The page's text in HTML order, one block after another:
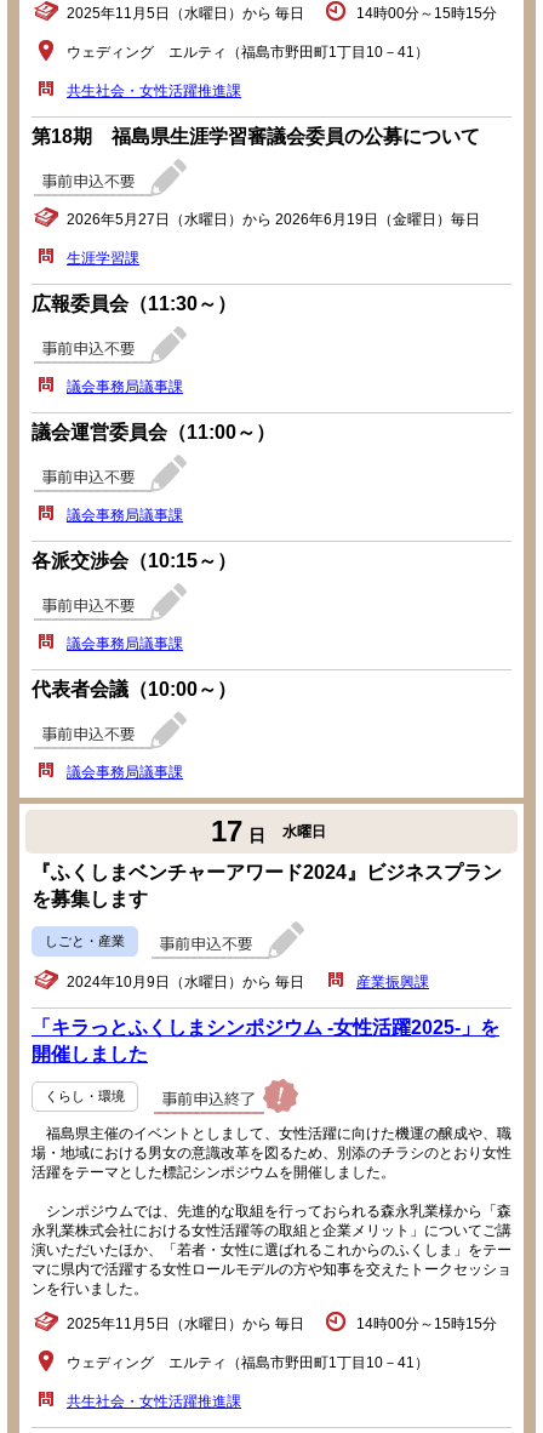
2025年11月5日（水曜日）から 毎日 14時00分～15時15分
ウェディング エルティ（福島市野田町1丁目10－41）
共生社会・女性活躍推進課
第18期 福島県生涯学習審議会委員の公募について
2026年5月27日（水曜日）から 2026年6月19日（金曜日）毎日
生涯学習課
広報委員会（11:30～）
議会事務局議事課
議会運営委員会（11:00～）
議会事務局議事課
各派交渉会（10:15～）
議会事務局議事課
代表者会議（10:00～）
議会事務局議事課
17 日 水曜日
『ふくしまベンチャーアワード2024』ビジネスプラン
を募集します
しごと・産業
2024年10月9日（水曜日）から 毎日 産業振興課
「キラっとふくしまシンポジウム -女性活躍2025-」を
開催しました
くらし・環境
福島県主催のイベントとしまして、女性活躍に向けた機運の醸成や、職
場・地域における男女の意識改革を図るため、別添のチラシのとおり女性
活躍をテーマとした標記シンポジウムを開催しました。
シンポジウムでは、先進的な取組を行っておられる森永乳業様から「森
永乳業株式会社における女性活躍等の取組と企業メリット」についてご講
演いただいたほか、「若者・女性に選ばれるこれからのふくしま」をテー
マに県内で活躍する女性ロールモデルの方や知事を交えたトークセッショ
ンを行いました。
2025年11月5日（水曜日）から 毎日 14時00分～15時15分
ウェディング エルティ（福島市野田町1丁目10－41）
共生社会・女性活躍推進課